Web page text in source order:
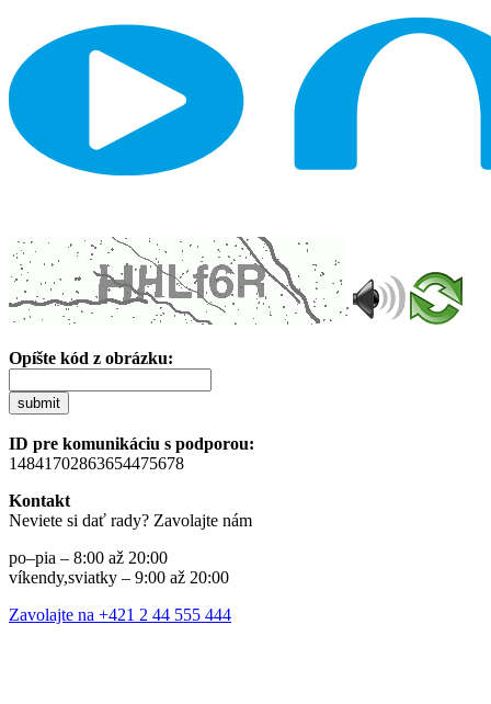
Opíšte kód z obrázku:
submit
ID pre komunikáciu s podporou:
14841702863654475678
Kontakt
Neviete si dať rady? Zavolajte nám
po–pia – 8:00 až 20:00
víkendy,sviatky – 9:00 až 20:00
Zavolajte na +421 2 44 555 444